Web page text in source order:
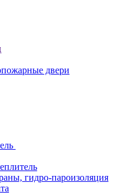
двери
гидро-пароизоляция